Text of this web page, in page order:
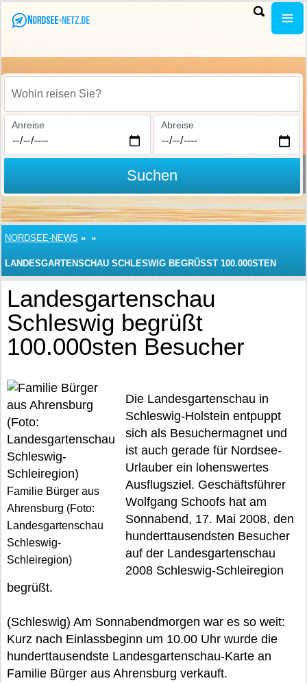
Wohin reisen Sie?
Anreise Abreise
Suchen
NORDSEE-NEWS » »
LANDESGARTENSCHAU SCHLESWIG BEGRÜSST 100.000STEN B
ESUCHER
Landesgartenschau
Schleswig begrüßt
100.000sten Besucher
Familie Bürger aus
Ahrensburg (Foto:
Landesgartenschau
Schleswig-
Schleiregion)
Die Landesgartenschau in
Schleswig-Holstein entpuppt
sich als Besuchermagnet und
ist auch gerade für Nordsee-
Urlauber ein lohenswertes
Ausflugsziel. Geschäftsführer
Wolfgang Schoofs hat am
Sonnabend, 17. Mai 2008, den
hunderttausendsten Besucher
auf der Landesgartenschau
2008 Schleswig-Schleiregion
begrüßt.
(Schleswig) Am Sonnabendmorgen war es so weit:
Kurz nach Einlassbeginn um 10.00 Uhr wurde die
hunderttausendste Landesgartenschau-Karte an
Familie Bürger aus Ahrensburg verkauft.